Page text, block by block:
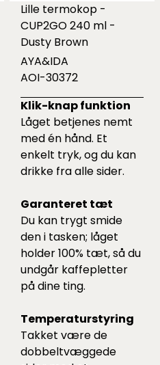
Lille termokop -
CUP2GO 240 ml -
Dusty Brown
AYA&IDA
AOI-30372
Klik-knap funktion
Låget betjenes nemt
med én hånd. Et
enkelt tryk, og du kan
drikke fra alle sider.
Garanteret tæt
Du kan trygt smide
den i tasken; låget
holder 100% tæt, så du
undgår kaffepletter
på dine ting.
Temperaturstyring
Takket være de
dobbeltvæggede